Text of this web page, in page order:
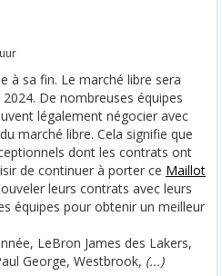
à sa fin. Le marché libre sera
De nombreuses équipes
légalement négocier avec
marché libre. Cela signifie que
dont les contrats ont
de continuer à porter ce Maillot
leurs contrats avec leurs
équipes pour obtenir un meilleur
LeBron James des Lakers,
George, Westbrook, (...)